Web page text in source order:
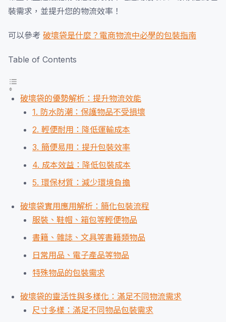
裝需求，並提升您的物流效率！
可以參考 破壞袋是什麼？電商物流中必學的包裝指南
Table of Contents
破壞袋的優勢解析：提升物流效能
1. 防水防潮：保護物品不受損壞
2. 輕便耐用：降低運輸成本
3. 簡便易用：提升包裝效率
4. 成本效益：降低包裝成本
5. 環保材質：減少環境負擔
破壞袋實用應用解析：簡化包裝流程
服裝、鞋帽、箱包等輕便物品
書籍、雜誌、文具等書籍類物品
日常用品、電子產品等物品
特殊物品的包裝需求
破壞袋的靈活性與多樣化：滿足不同物流需求
尺寸多樣：滿足不同物品包裝需求